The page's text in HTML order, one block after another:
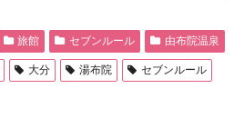
旅館 セブンルール 由布院温泉
大分 湯布院 セブンルール